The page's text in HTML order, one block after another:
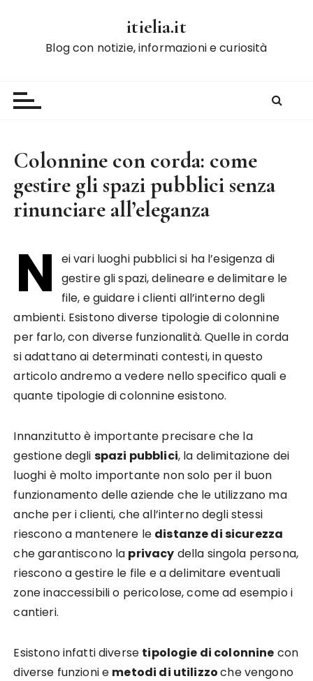
itielia.it
Blog con notizie, informazioni e curiosità
Colonnine con corda: come
gestire gli spazi pubblici senza
rinunciare all’eleganza
N
ei vari luoghi pubblici si ha l’esigenza di
gestire gli spazi, delineare e delimitare le
file, e guidare i clienti all’interno degli
ambienti. Esistono diverse tipologie di colonnine
per farlo, con diverse funzionalità. Quelle in corda
si adattano ai determinati contesti, in questo
articolo andremo a vedere nello specifico quali e
quante tipologie di colonnine esistono.
Innanzitutto è importante precisare che la
gestione degli spazi pubblici, la delimitazione dei
luoghi è molto importante non solo per il buon
funzionamento delle aziende che le utilizzano ma
anche per i clienti, che all’interno degli stessi
riescono a mantenere le distanze di sicurezza
che garantiscono la privacy della singola persona,
riescono a gestire le file e a delimitare eventuali
zone inaccessibili o pericolose, come ad esempio i
cantieri.
Esistono infatti diverse tipologie di colonnine con
diverse funzioni e metodi di utilizzoche vengono